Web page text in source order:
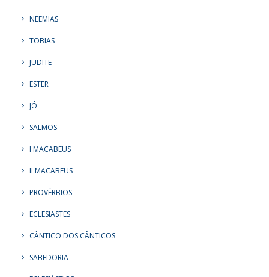
NEEMIAS
TOBIAS
JUDITE
ESTER
JÓ
SALMOS
I MACABEUS
II MACABEUS
PROVÉRBIOS
ECLESIASTES
CÂNTICO DOS CÂNTICOS
SABEDORIA